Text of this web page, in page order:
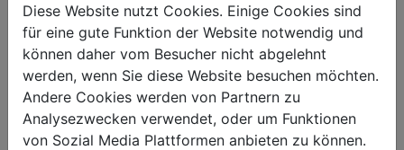
50
Šířka balení [mm]
Délka balení [mm] 425
Obecné údaje
Diese Website nutzt Cookies. Einige Cookies sind
für eine gute Funktion der Website notwendig und
können daher vom Besucher nicht abgelehnt
werden, wenn Sie diese Website besuchen möchten.
Andere Cookies werden von Partnern zu
Analysezwecken verwendet, oder um Funktionen
von Sozial Media Plattformen anbieten zu können.